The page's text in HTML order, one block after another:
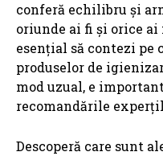
conferă echilibru și
oriunde ai fi și orice ai
esențial să contezi pe
produselor de
mod uzual, e
recomandările
Descoperă care sunt